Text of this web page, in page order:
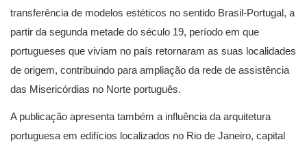
transferência de modelos estéticos no sentido Brasil-Portugal, a
partir da segunda metade do século 19, período em que
portugueses que viviam no país retornaram as suas localidades
de origem, contribuindo para ampliação da rede de assistência
das Misericórdias no Norte português.
A publicação apresenta também a influência da arquitetura
portuguesa em edifícios localizados no Rio de Janeiro, capital